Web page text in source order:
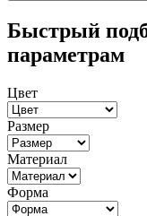
Быстрый
параметрам
Цвет
Размер
Материал
Форма